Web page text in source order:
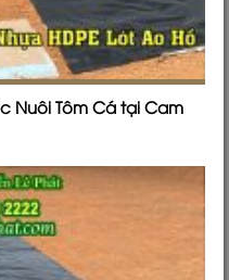
Nuôi Tôm Cá tại Cam